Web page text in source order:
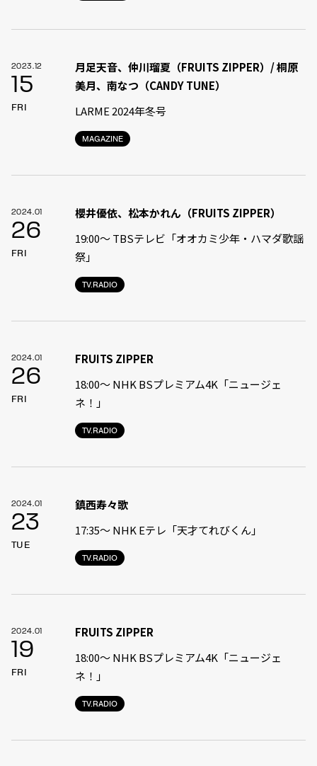
2023.12
15
FRI
MAGAZINE
月足天音、仲川瑠夏（FRUITS ZIPPER）/ 桐原
美月、南なつ（CANDY TUNE）
LARME 2024年冬号
2024.01
26
FRI
TV.RADIO
櫻井優依、松本かれん（FRUITS ZIPPER）
19:00〜 TBSテレビ「オオカミ少年・ハマダ歌謡
祭」
2024.01
26
FRI
TV.RADIO
FRUITS ZIPPER
18:00〜 NHK BSプレミアム4K「ニュージェ
ネ！」
2024.01
23
TUE
TV.RADIO
鎮西寿々歌
17:35〜 NHK Eテレ「天才てれびくん」
2024.01
19
FRI
TV.RADIO
FRUITS ZIPPER
18:00〜 NHK BSプレミアム4K「ニュージェ
ネ！」